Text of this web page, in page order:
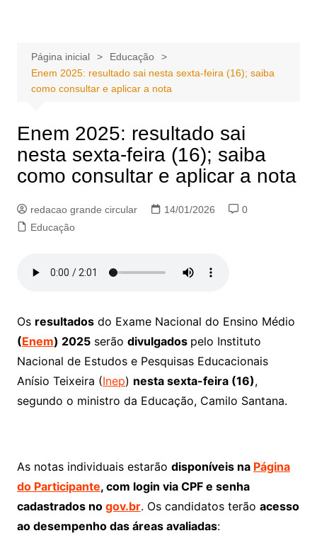
conteúdoPágina inicial
Educação
Enem 2025: resultado sai nesta sexta-feira (16); saiba
como consultar e aplicar a nota
Enem 2025: resultado sai
nesta sexta-feira (16); saiba
como consultar e aplicar a nota
redacao grande circular 14/01/2026
0
Educação
Os resultadosdo Exame Nacional do Ensino Médio
(Enem) 2025serão divulgados pelo Instituto
Nacional de Estudos e Pesquisas Educacionais
Anísio Teixeira (Inep) nesta sexta-feira (16),
segundo o ministro da Educação, Camilo Santana.
As notas individuais estarão disponíveis na Página
do Participante, com login via CPF e senha
cadastrados no gov.br. Os candidatos terão acesso
ao desempenho das áreas avaliadas: